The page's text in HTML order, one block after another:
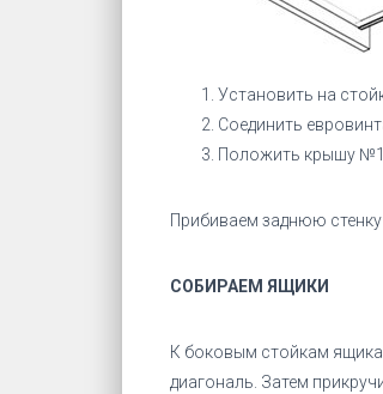
Установить на
Соединить
Положить крышу
Прибиваем заднюю
СОБИРАЕМ ЯЩИКИ
К боковым стойкам ящика
диагональ. Затем